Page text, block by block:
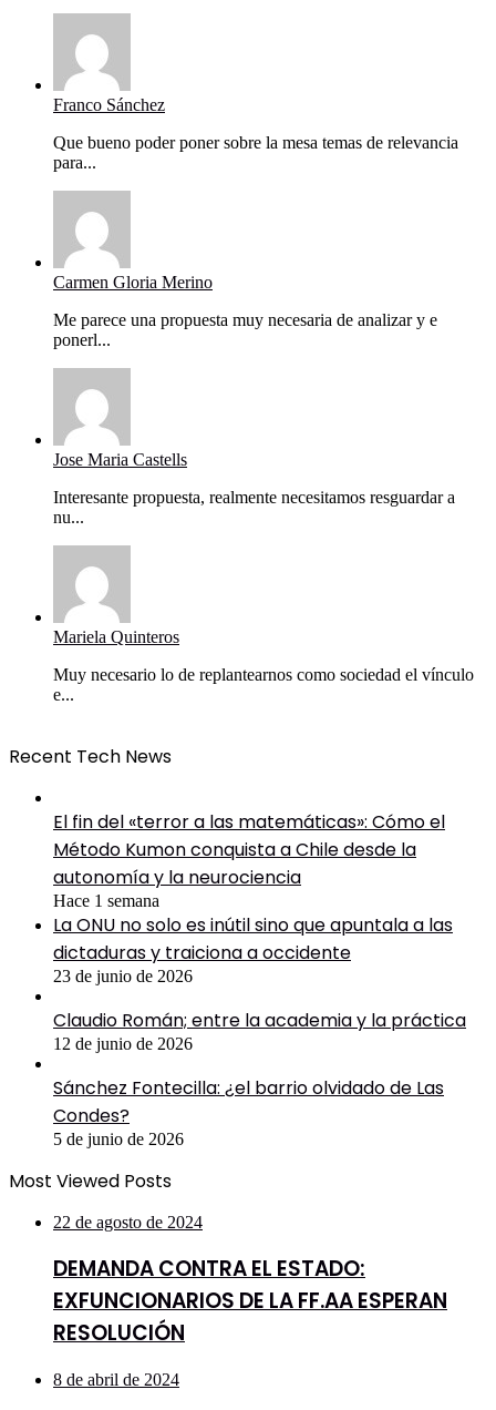
Franco Sánchez
Que bueno poder poner sobre la mesa temas de relevancia
para...
Carmen Gloria Merino
Me parece una propuesta muy necesaria de analizar y e
ponerl...
Jose Maria Castells
Interesante propuesta, realmente necesitamos resguardar a
nu...
Mariela Quinteros
Muy necesario lo de replantearnos como sociedad el vínculo
e...
Recent Tech News
El fin del «terror a las matemáticas»: Cómo el
Método Kumon conquista a Chile desde la
autonomía y la neurociencia
Hace 1 semana
La ONU no solo es inútil sino que apuntala a las
dictaduras y traiciona a occidente
23 de junio de 2026
Claudio Román; entre la academia y la práctica
12 de junio de 2026
Sánchez Fontecilla: ¿el barrio olvidado de Las
Condes?
5 de junio de 2026
Most Viewed Posts
22 de agosto de 2024
DEMANDA CONTRA EL ESTADO:
EXFUNCIONARIOS DE LA FF.AA ESPERAN
RESOLUCIÓN
8 de abril de 2024